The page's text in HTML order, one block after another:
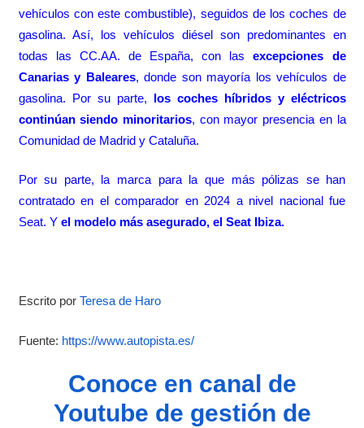
vehículos con este combustible), seguidos de los coches de
gasolina. Así, los vehículos diésel son predominantes en
todas las CC.AA. de España, con lasexcepciones de
Canarias y Baleares, donde son mayoría los vehículos de
gasolina. Por su parte, los coches híbridos y eléctricos
continúan siendo minoritarios, con mayor presencia en la
Comunidad de Madrid y Cataluña.
Por su parte, la marca para la que más pólizas se han
contratado en el comparador en 2024 a nivel nacional fue
Seat. Y el modelo más asegurado, el Seat Ibiza.
Escrito por Teresa de Haro
Fuente: https://www.autopista.es/
Conoce en canal de
Youtube de gestión de